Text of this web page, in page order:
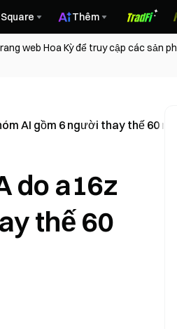
Square Thêm
web Hoa Kỳ để truy cập các sản
AI gồm 6 người thay thế 60
do a16z
thế 60